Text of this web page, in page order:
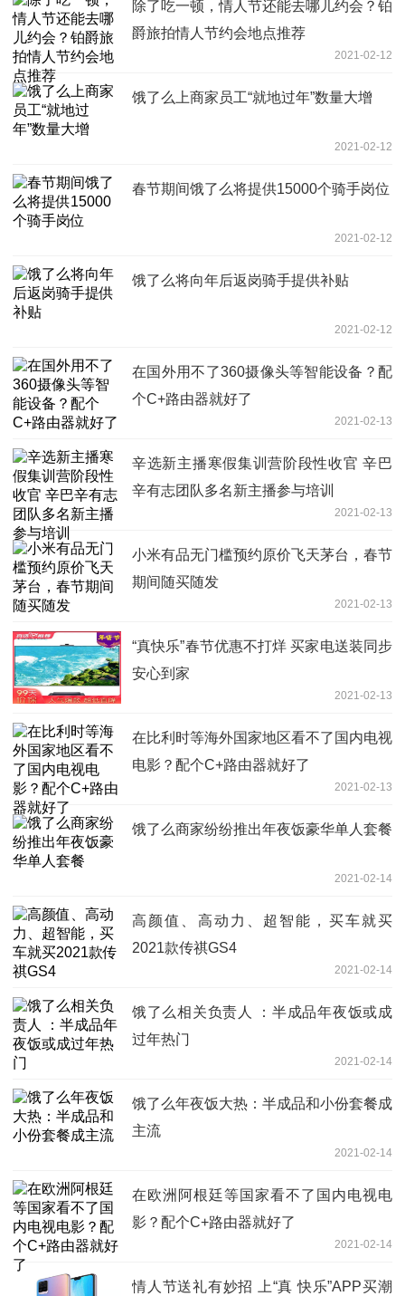
除了吃一顿，情人节还能去哪儿约会？铂
爵旅拍情人节约会地点推荐
2021-02-12
饿了么上商家员工“就地过年”数量大增
2021-02-12
春节期间饿了么将提供15000个骑手岗位
2021-02-12
饿了么将向年后返岗骑手提供补贴
2021-02-12
在国外用不了360摄像头等智能设备？配
个C+路由器就好了
2021-02-13
辛选新主播寒假集训营阶段性收官 辛巴
辛有志团队多名新主播参与培训
2021-02-13
小米有品无门槛预约原价飞天茅台，春节
期间随买随发
2021-02-13
“真快乐”春节优惠不打烊 买家电送装同步
安心到家
2021-02-13
在比利时等海外国家地区看不了国内电视
电影？配个C+路由器就好了
2021-02-13
饿了么商家纷纷推出年夜饭豪华单人套餐
2021-02-14
高颜值、高动力、超智能，买车就买
2021款传祺GS4
2021-02-14
饿了么相关负责人 ：半成品年夜饭或成
过年热门
2021-02-14
饿了么年夜饭大热：半成品和小份套餐成
主流
2021-02-14
在欧洲阿根廷等国家看不了国内电视电
影？配个C+路由器就好了
2021-02-14
情人节送礼有妙招 上“真 快乐”APP买潮